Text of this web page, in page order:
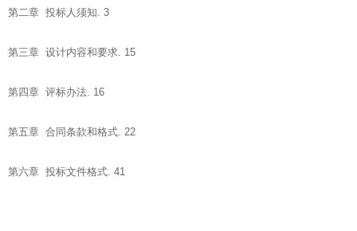
第二章 投标人须知. 3
第三章 设计内容和要求. 15
第四章 评标办法. 16
第五章 合同条款和格式. 22
第六章 投标文件格式. 41